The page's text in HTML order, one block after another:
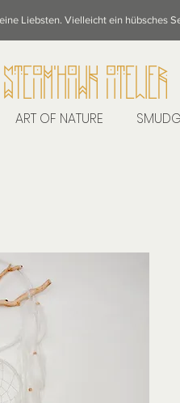
Liebsten. Vielleicht ein hübsches
STeAM'hAWK ATeLieR
ART OF NATURE